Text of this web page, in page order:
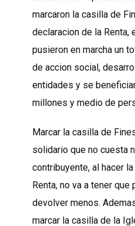
marcaron la casilla de
declaracion de la Renta,
pusieron en marcha un
de accion social,
entidades y se
millones y medio de
Marcar la casilla de
solidario que no cuesta
contribuyente, al hacer
Renta, no va a tener que
devolver menos.
marcar la casilla de la